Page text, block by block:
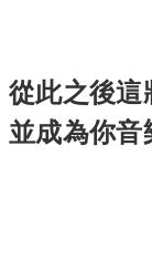
從此之後這
並成為你音